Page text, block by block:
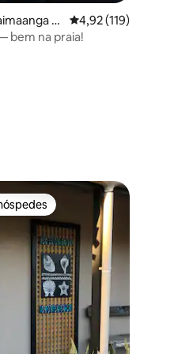
5, 4 avaliações
T
4,92 de uma avaliação
4,92 (119)
bem na praia!
preferidos dos hóspedes